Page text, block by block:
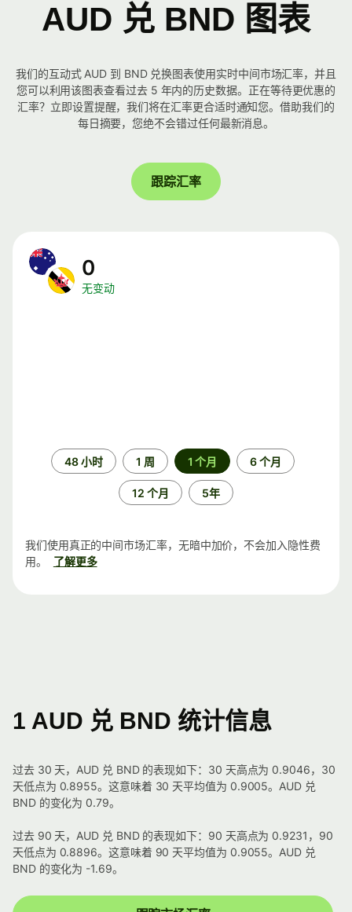
AUD 兑 BND 图表
我们的互动式 AUD 到 BND 兑换图表使用实时中间市场汇率，并且
您可以利用该图表查看过去 5 年内的历史数据。正在等待更优惠的
汇率？立即设置提醒，我们将在汇率更合适时通知您。借助我们的
每日摘要，您绝不会错过任何最新消息。
跟踪汇率
0
无变动
48 小时 1 周 1 个月 6 个月
12 个月 5年
我们使用真正的中间市场汇率，无暗中加价，不会加入隐性费
用。
了解更多
1 AUD 兑 BND 统计信息
过去 30 天，AUD 兑 BND 的表现如下：30 天高点为 0.9046，30
天低点为 0.8955。这意味着 30 天平均值为 0.9005。AUD 兑
BND 的变化为 0.79。
过去 90 天，AUD 兑 BND 的表现如下：90 天高点为 0.9231，90
天低点为 0.8896。这意味着 90 天平均值为 0.9055。AUD 兑
BND 的变化为 -1.69。